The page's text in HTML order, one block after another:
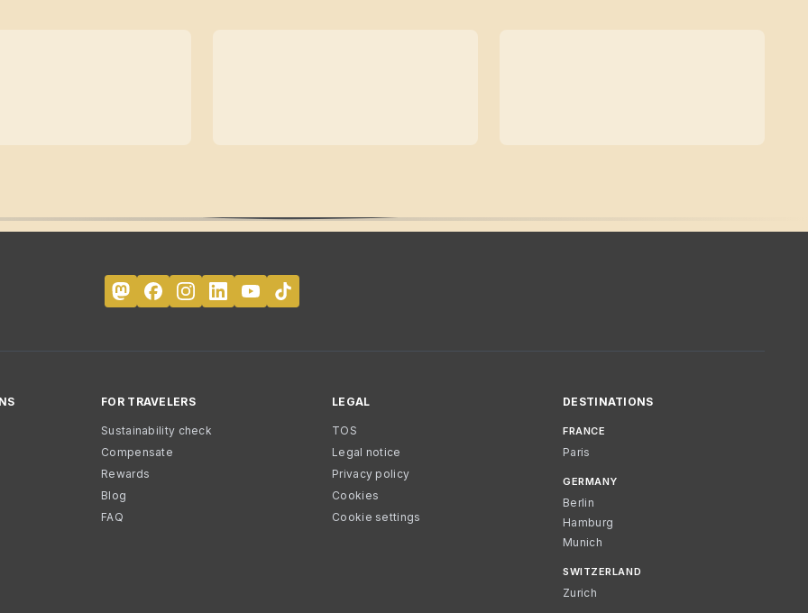
FOR TRAVELERS
Sustainability check
Compensate
Rewards
Blog
FAQ
LEGAL
TOS
Legal notice
Privacy policy
Cookies
Cookie settings
DESTINATIONS
FRANCE
Paris
GERMANY
Berlin
Hamburg
Munich
SWITZERLAND
Zurich